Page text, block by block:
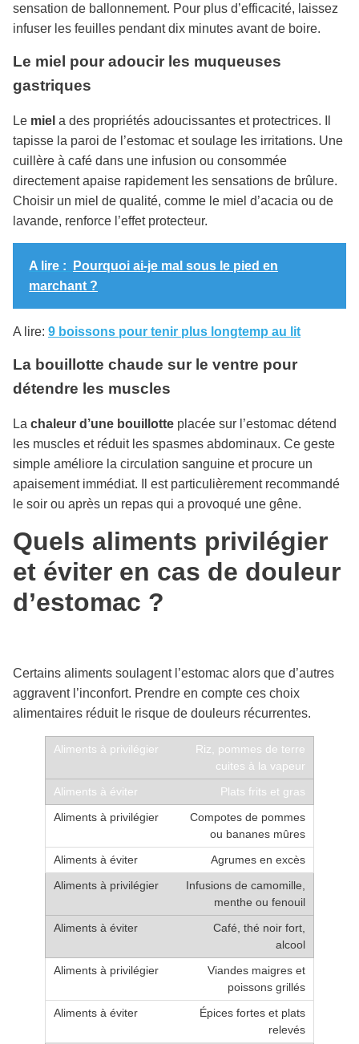
sensation de ballonnement. Pour plus d’efficacité, laissez
infuser les feuilles pendant dix minutes avant de boire.
Le miel pour adoucir les muqueuses
gastriques
Le miel a des propriétés adoucissantes et protectrices. Il
tapisse la paroi de l’estomac et soulage les irritations. Une
cuillère à café dans une infusion ou consommée
directement apaise rapidement les sensations de brûlure.
Choisir un miel de qualité, comme le miel d’acacia ou de
lavande, renforce l’effet protecteur.
A lire :
Pourquoi ai-je mal sous le pied en
marchant ?
A lire: 9 boissons pour tenir plus longtemp au lit
La bouillotte chaude sur le ventre pour
détendre les muscles
La chaleur d’une bouillotte placée sur l’estomac détend
les muscles et réduit les spasmes abdominaux. Ce geste
simple améliore la circulation sanguine et procure un
apaisement immédiat. Il est particulièrement recommandé
le soir ou après un repas qui a provoqué une gêne.
Quels aliments privilégier
et éviter en cas de douleur
d’estomac ?
Certains aliments soulagent l’estomac alors que d’autres
aggravent l’inconfort. Prendre en compte ces choix
alimentaires réduit le risque de douleurs récurrentes.
Riz, pommes de terre
cuites à la vapeur
Plats frits et gras
Compotes de pommes
ou bananes mûres
Agrumes en excès
Infusions de camomille,
menthe ou fenouil
Café, thé noir fort,
alcool
Viandes maigres et
poissons grillés
Épices fortes et plats
relevés